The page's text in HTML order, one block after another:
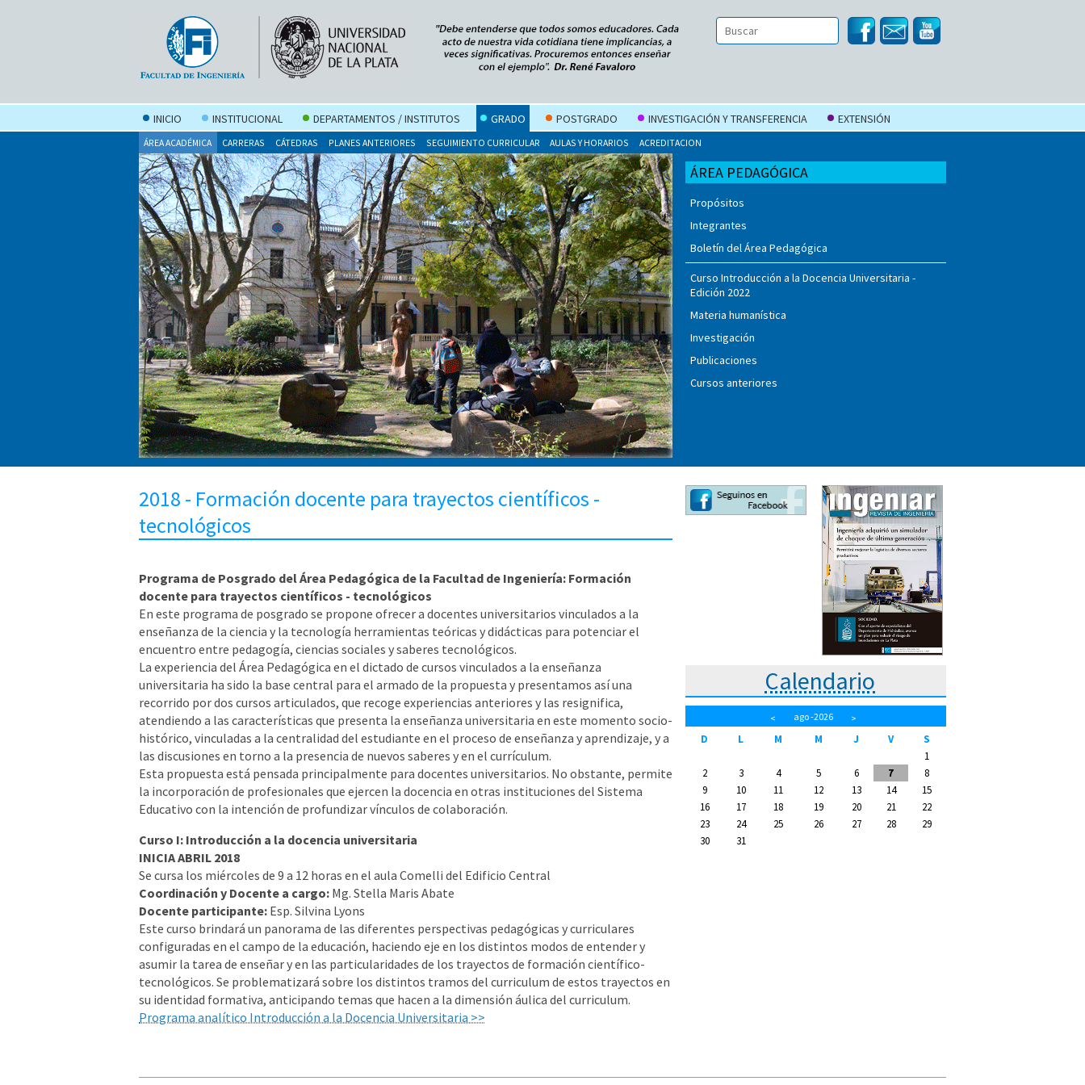
INICIO INSTITUCIONAL DEPARTAMENTOS / INSTITUTOS GRADO POSTGRADO INVESTIGACIÓN Y TRANSFERENCIA EXTENSIÓN
ÁREA ACADÉMICA CARRERAS CÁTEDRAS PLANES ANTERIORES SEGUIMIENTO CURRICULAR AULAS Y HORARIOS ACREDITACION
ÁREA PEDAGÓGICA
Propósitos
Integrantes
Boletín del Área Pedagógica
Curso Introducción a la Docencia Universitaria -
Edición 2022
Materia humanística
Investigación
Publicaciones
Cursos anteriores
2018 - Formación docente para trayectos científicos -
tecnológicos
Programa de Posgrado del Área Pedagógica de la Facultad de Ingeniería: Formación
docente para trayectos científicos - tecnológicos
En este programa de posgrado se propone ofrecer a docentes universitarios vinculados a la
enseñanza de la ciencia y la tecnología herramientas teóricas y didácticas para potenciar el
encuentro entre pedagogía, ciencias sociales y saberes tecnológicos.
La experiencia del Área Pedagógica en el dictado de cursos vinculados a la enseñanza
universitaria ha sido la base central para el armado de la propuesta y presentamos así una
recorrido por dos cursos articulados, que recoge experiencias anteriores y las resignifica,
atendiendo a las características que presenta la enseñanza universitaria en este momento socio-
histórico, vinculadas a la centralidad del estudiante en el proceso de enseñanza y aprendizaje, y a
las discusiones en torno a la presencia de nuevos saberes y en el currículum.
Esta propuesta está pensada principalmente para docentes universitarios. No obstante, permite
la incorporación de profesionales que ejercen la docencia en otras instituciones del Sistema
Educativo con la intención de profundizar vínculos de colaboración.
Curso I: Introducción a la docencia universitaria
INICIA ABRIL 2018
Se cursa los miércoles de 9 a 12 horas en el aula Comelli del Edificio Central
Coordinación y Docente a cargo: Mg. Stella Maris Abate
Docente participante: Esp. Silvina Lyons
Este curso brindará un panorama de las diferentes perspectivas pedagógicas y curriculares
configuradas en el campo de la educación, haciendo eje en los distintos modos de entender y
asumir la tarea de enseñar y en las particularidades de los trayectos de formación científico-
tecnológicos. Se problematizará sobre los distintos tramos del curriculum de estos trayectos en
su identidad formativa, anticipando temas que hacen a la dimensión áulica del curriculum.
Programa analítico Introducción a la Docencia Universitaria >>
Calendario
< ago-2026 >
D L M M J V
S
1
2
3 4 5 6 7
8
9
10 11 12 13 14
15
16
17 18 19 20 21
22
23
24 25 26 27 28
29
30
31